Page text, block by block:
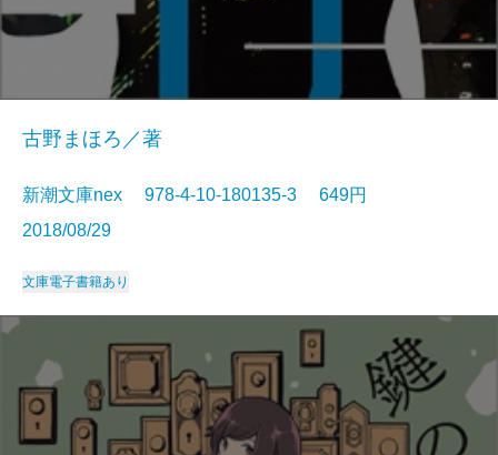
古野まほろ／著
新潮文庫nex 978-4-10-180135-3 649円
2018/08/29
文庫電子書籍あり